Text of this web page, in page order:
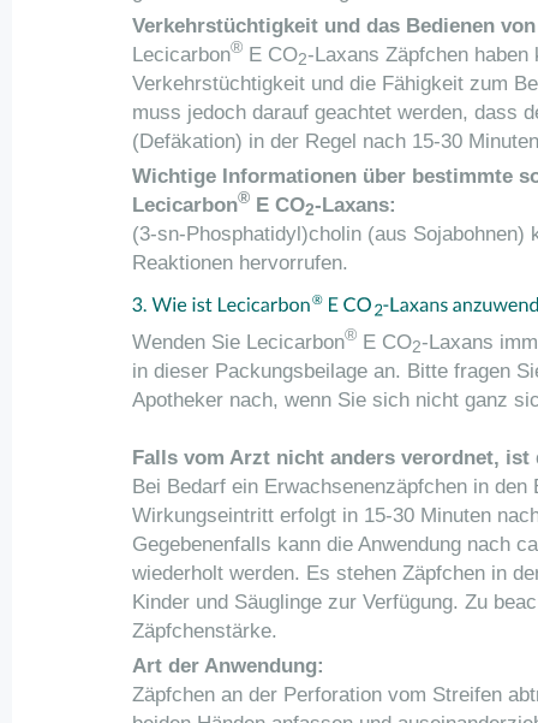
Verkehrstüchtigkeit und das Bedienen
Lecicarbon® E CO2-Laxans Zäpfchen haben
Verkehrstüchtigkeit und die Fähigkeit zum
muss jedoch darauf geachtet werden, dass
(Defäkation) in der Regel nach 15-30
Wichtige Informationen über bestimmte
Lecicarbon® E CO2-Laxans:
(3-sn-Phosphatidyl)cholin (aus Sojabohnen)
Reaktionen hervorrufen.
Wenden Sie Lecicarbon® E CO2-Laxans
in dieser Packungsbeilage an. Bitte fragen
Apotheker nach, wenn Sie sich nicht ganz
Falls vom Arzt nicht anders verordnet, ist
Bei Bedarf ein Erwachsenenzäpfchen in den
Wirkungseintritt erfolgt in 15-30 Minuten
Gegebenenfalls kann die Anwendung nach
wiederholt werden. Es stehen Zäpfchen in
Kinder und Säuglinge zur Verfügung. Zu
Zäpfchenstärke.
Art der Anwendung:
Zäpfchen an der Perforation vom Streifen